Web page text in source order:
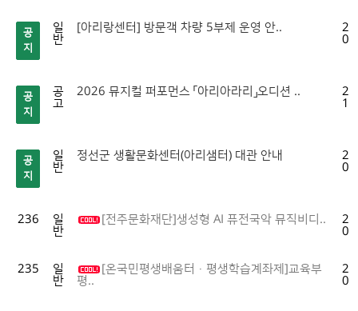
공
지
일
반
[아리랑센터] 방문객 차량 5부제 운영 안..
공
지
공
고
2026 뮤지컬 퍼포먼스 「아리아라리」오디션 ..
공
지
일
반
정선군 생활문화센터(아리샘터) 대관 안내
236
일
반
[전주문화재단]생성형 AI 퓨전국악 뮤직비디..
235
일
반
[온국민평생배움터·평생학습계좌제]교육부
평..